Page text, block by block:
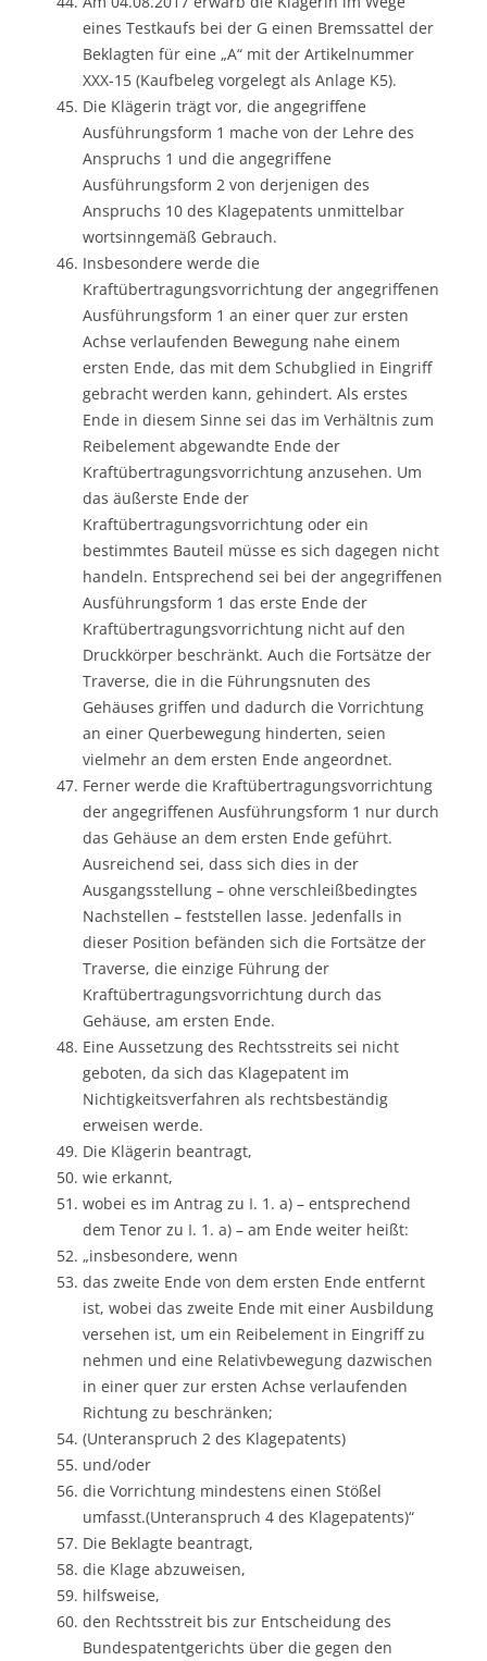
eines Testkaufs bei der G einen Bremssattel der
Beklagten für eine „A“ mit der Artikelnummer
XXX-15 (Kaufbeleg vorgelegt als Anlage K5).
Die Klägerin trägt vor, die angegriffene
Ausführungsform 1 mache von der Lehre des
Anspruchs 1 und die angegriffene
Ausführungsform 2 von derjenigen des
Anspruchs 10 des Klagepatents unmittelbar
wortsinngemäß Gebrauch.
Insbesondere werde die
Kraftübertragungsvorrichtung der angegriffenen
Ausführungsform 1 an einer quer zur ersten
Achse verlaufenden Bewegung nahe einem
ersten Ende, das mit dem Schubglied in Eingriff
gebracht werden kann, gehindert. Als erstes
Ende in diesem Sinne sei das im Verhältnis zum
Reibelement abgewandte Ende der
Kraftübertragungsvorrichtung anzusehen. Um
das äußerste Ende der
Kraftübertragungsvorrichtung oder ein
bestimmtes Bauteil müsse es sich dagegen nicht
handeln. Entsprechend sei bei der angegriffenen
Ausführungsform 1 das erste Ende der
Kraftübertragungsvorrichtung nicht auf den
Druckkörper beschränkt. Auch die Fortsätze der
Traverse, die in die Führungsnuten des
Gehäuses griffen und dadurch die Vorrichtung
an einer Querbewegung hinderten, seien
vielmehr an dem ersten Ende angeordnet.
Ferner werde die Kraftübertragungsvorrichtung
der angegriffenen Ausführungsform 1 nur durch
das Gehäuse an dem ersten Ende geführt.
Ausreichend sei, dass sich dies in der
Ausgangsstellung – ohne verschleißbedingtes
Nachstellen – feststellen lasse. Jedenfalls in
dieser Position befänden sich die Fortsätze der
Traverse, die einzige Führung der
Kraftübertragungsvorrichtung durch das
Gehäuse, am ersten Ende.
Eine Aussetzung des Rechtsstreits sei nicht
geboten, da sich das Klagepatent im
Nichtigkeitsverfahren als rechtsbeständig
erweisen werde.
Die Klägerin beantragt,
wie erkannt,
wobei es im Antrag zu I. 1. a) – entsprechend
dem Tenor zu I. 1. a) – am Ende weiter heißt:
„insbesondere, wenn
das zweite Ende von dem ersten Ende entfernt
ist, wobei das zweite Ende mit einer Ausbildung
versehen ist, um ein Reibelement in Eingriff zu
nehmen und eine Relativbewegung dazwischen
in einer quer zur ersten Achse verlaufenden
Richtung zu beschränken;
(Unteranspruch 2 des Klagepatents)
und/oder
die Vorrichtung mindestens einen Stößel
umfasst.(Unteranspruch 4 des Klagepatents)“
Die Beklagte beantragt,
die Klage abzuweisen,
hilfsweise,
den Rechtsstreit bis zur Entscheidung des
Bundespatentgerichts über die gegen den